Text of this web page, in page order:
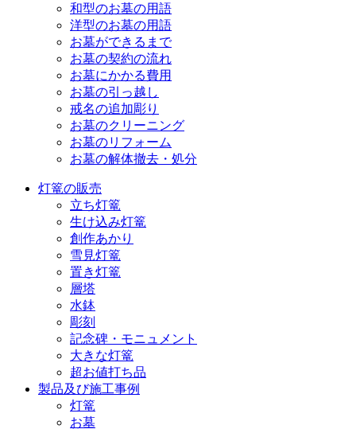
和型のお墓の用語
洋型のお墓の用語
お墓ができるまで
お墓の契約の流れ
お墓にかかる費用
お墓の引っ越し
戒名の追加彫り
お墓のクリーニング
お墓のリフォーム
お墓の解体撤去・処分
灯篭の販売
立ち灯篭
生け込み灯篭
創作あかり
雪見灯篭
置き灯篭
層塔
水鉢
彫刻
記念碑・モニュメント
大きな灯篭
超お値打ち品
製品及び施工事例
灯篭
お墓